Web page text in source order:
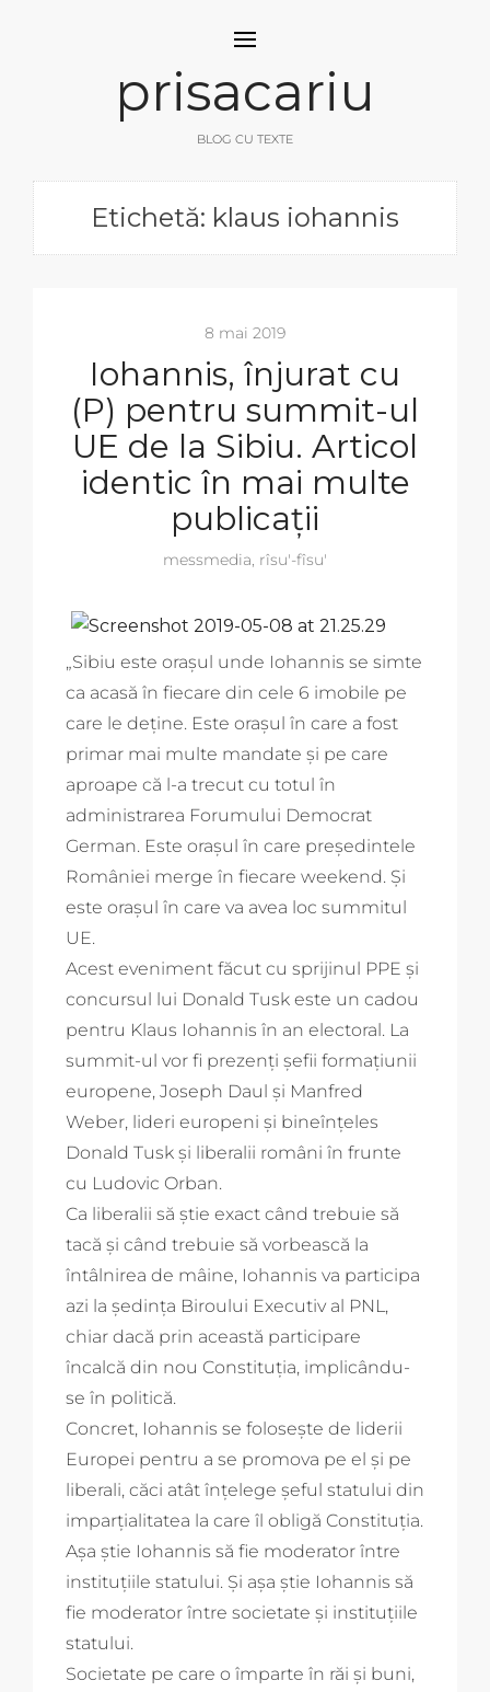
prisacariu
BLOG CU TEXTE
Etichetă: klaus iohannis
8 mai 2019
Iohannis, înjurat cu
(P) pentru summit-ul
UE de la Sibiu. Articol
identic în mai multe
publicații
messmedia, rîsu'-fîsu'
„Sibiu este orașul unde Iohannis se simte
ca acasă în fiecare din cele 6 imobile pe
care le deține. Este orașul în care a fost
primar mai multe mandate și pe care
aproape că l-a trecut cu totul în
administrarea Forumului Democrat
German. Este orașul în care președintele
României merge în fiecare weekend. Și
este orașul în care va avea loc summitul
UE.
Acest eveniment făcut cu sprijinul PPE și
concursul lui Donald Tusk este un cadou
pentru Klaus Iohannis în an electoral. La
summit-ul vor fi prezenți șefii formațiunii
europene, Joseph Daul și Manfred
Weber, lideri europeni și bineînțeles
Donald Tusk și liberalii români în frunte
cu Ludovic Orban.
Ca liberalii să știe exact când trebuie să
tacă și când trebuie să vorbească la
întâlnirea de mâine, Iohannis va participa
azi la şedinţa Biroului Executiv al PNL,
chiar dacă prin această participare
încalcă din nou Constituția, implicându-
se în politică.
Concret, Iohannis se folosește de liderii
Europei pentru a se promova pe el și pe
liberali, căci atât înțelege șeful statului din
imparțialitatea la care îl obligă Constituția.
Așa știe Iohannis să fie moderator între
instituțiile statului. Și așa știe Iohannis să
fie moderator între societate și instituțiile
statului.
Societate pe care o împarte în răi și buni,